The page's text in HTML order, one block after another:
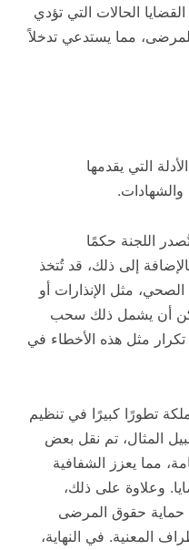
الحالات التي تؤدي
مما يستدعي تدخلاً
التي يقدمها
والشهادات.
اللجنة حكمًا
إلى ذلك، قد تُتخذ
مثل الإنذارات أو
أن يشمل ذلك سحب
مثل هذه الأخطاء في
تطورًا كبيرًا في تنظيم
المثال، تم نقل بعض
مما يعزز الشفافية
وعلاوة على ذلك،
حماية حقوق المرضى
المعنية. في النهاية،